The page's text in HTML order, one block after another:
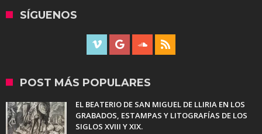
SÍGUENOS
POST MÁS POPULARES
EL BEATERIO DE SAN MIGUEL DE LLIRIA EN LOS
GRABADOS, ESTAMPAS Y LITOGRAFÍAS DE LOS
SIGLOS XVIII Y XIX.